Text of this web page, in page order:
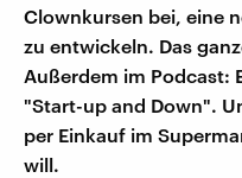
Clownkursen bei, eine
zu entwickeln. Das
Außerdem im Podcast:
"Start-up and Down".
per Einkauf im
will.